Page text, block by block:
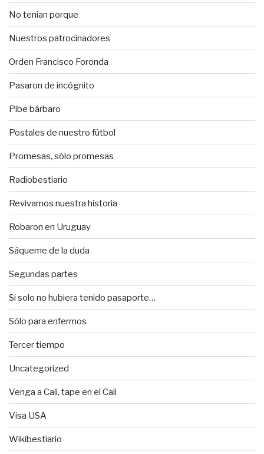
No tenían porque
Nuestros patrocinadores
Orden Francisco Foronda
Pasaron de incógnito
Pibe bárbaro
Postales de nuestro fútbol
Promesas, sólo promesas
Radiobestiario
Revivamos nuestra historia
Robaron en Uruguay
Sáqueme de la duda
Segundas partes
Si solo no hubiera tenido pasaporte…
Sólo para enfermos
Tercer tiempo
Uncategorized
Venga a Cali, tape en el Cali
Visa USA
Wikibestiario